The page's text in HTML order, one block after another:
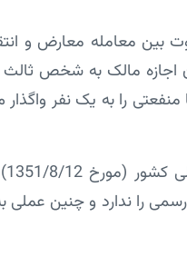
بین معامله معارض و
مالک به شخص ثالث
منفعتی را به یک نفر
را ندارد و چنین عملی